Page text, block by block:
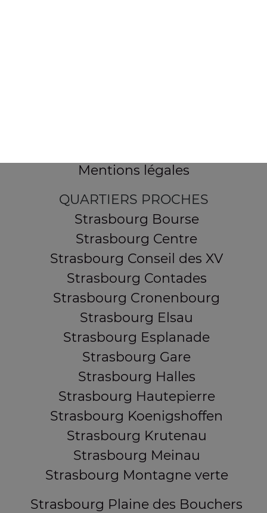
Mentions légales
QUARTIERS PROCHES
Strasbourg Bourse
Strasbourg Centre
Strasbourg Conseil des XV
Strasbourg Contades
Strasbourg Cronenbourg
Strasbourg Elsau
Strasbourg Esplanade
Strasbourg Gare
Strasbourg Halles
Strasbourg Hautepierre
Strasbourg Koenigshoffen
Strasbourg Krutenau
Strasbourg Meinau
Strasbourg Montagne verte
Strasbourg Plaine des Bouchers